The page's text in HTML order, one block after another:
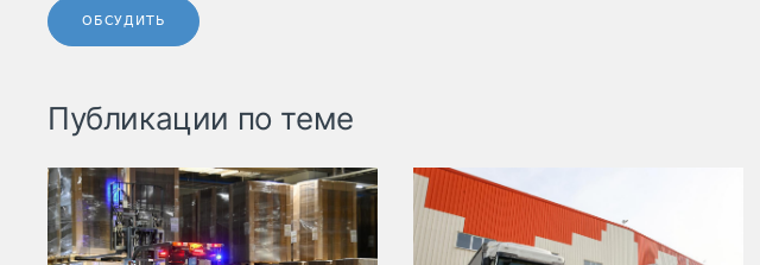
ОБСУДИТЬ
Публикации по теме